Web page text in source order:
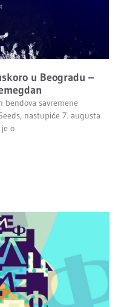
u Beogradu –
bendova savremene
nastupiće 7. augusta
o